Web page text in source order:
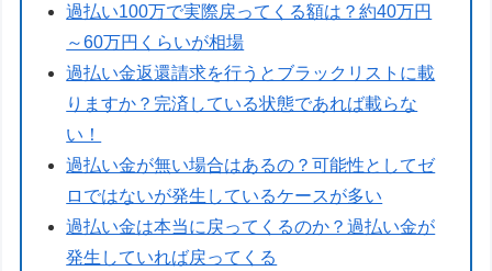
過払い100万で実際戻ってくる額は？約40万円
～60万円くらいが相場
過払い金返還請求を行うとブラックリストに載
りますか？完済している状態であれば載らな
い！
過払い金が無い場合はあるの？可能性としてゼ
ロではないが発生しているケースが多い
過払い金は本当に戻ってくるのか？過払い金が
発生していれば戻ってくる